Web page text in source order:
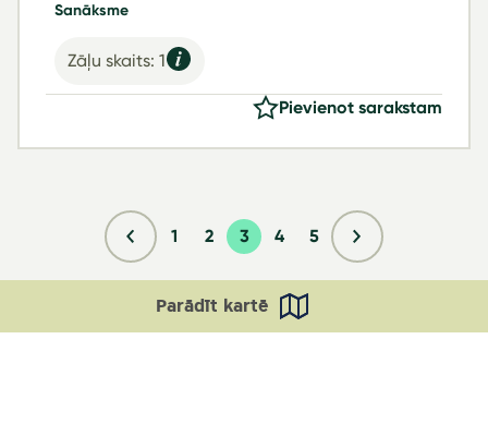
Sanāksme
Zāļu skaits: 1
Pievienot sarakstam
1 2 3 4 5
Parādīt kartē